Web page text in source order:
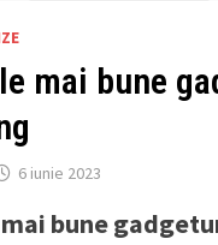
mai bune
6 iunie 2023
mai bune